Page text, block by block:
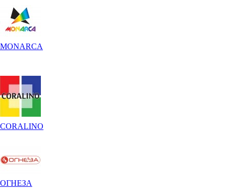
MONARCA
CORALINO
ОГНЕЗА